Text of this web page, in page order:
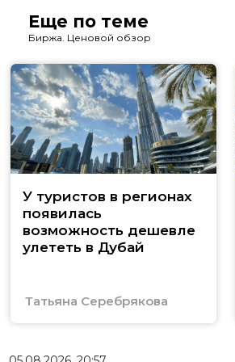
Еще по теме
Биржа. Ценовой обзор
У туристов в регионах
появилась
возможность дешевле
улететь в Дубай
Татьяна Серебрякова